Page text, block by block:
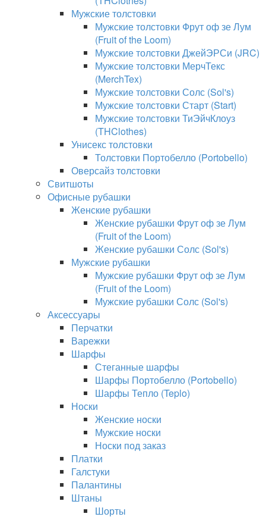
Мужские толстовки
Мужские толстовки Фрут оф зе Лум
(Fruit of the Loom)
Мужские толстовки ДжейЭРСи (JRC)
Мужские толстовки МерчТекс
(MerchTex)
Мужские толстовки Солс (Sol's)
Мужские толстовки Старт (Start)
Мужские толстовки ТиЭйчКлоуз
(THClothes)
Унисекс толстовки
Толстовки Портобелло (Portobello)
Оверсайз толстовки
Свитшоты
Офисные рубашки
Женские рубашки
Женские рубашки Фрут оф зе Лум
(Fruit of the Loom)
Женские рубашки Солс (Sol's)
Мужские рубашки
Мужские рубашки Фрут оф зе Лум
(Fruit of the Loom)
Мужские рубашки Солс (Sol's)
Аксессуары
Перчатки
Варежки
Шарфы
Стеганные шарфы
Шарфы Портобелло (Portobello)
Шарфы Тепло (Teplo)
Носки
Женские носки
Мужские носки
Носки под заказ
Платки
Галстуки
Палантины
Штаны
Шорты